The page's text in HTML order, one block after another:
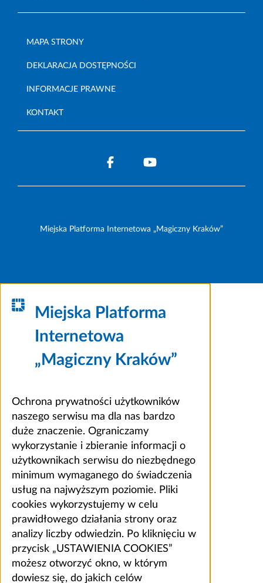
MAPA STRONY
DEKLARACJA DOSTĘPNOŚCI
INFORMACJE PRAWNE
KONTAKT
Miejska Platforma Internetowa „Magiczny Kraków”
Miejska Platforma
Internetowa
„Magiczny Kraków”
Ochrona prywatności użytkowników
naszego serwisu ma dla nas bardzo
duże znaczenie. Ograniczamy
wykorzystanie i zbieranie informacji o
użytkownikach serwisu do niezbędnego
minimum wymaganego do świadczenia
usług na najwyższym poziomie. Pliki
cookies wykorzystujemy w celu
prawidłowego działania strony oraz
analizy liczby odwiedzin. Po kliknięciu w
przycisk „USTAWIENIA COOKIES”
możesz otworzyć okno, w którym
dowiesz się, do jakich celów